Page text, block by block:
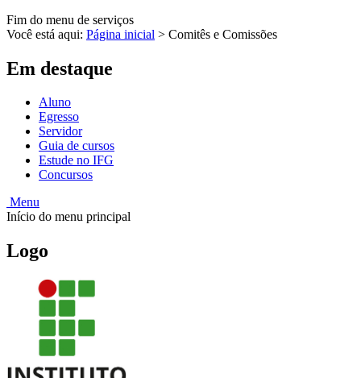
Fim do menu de serviços
Você está aqui: Página inicial > Comitês e Comissões
Em destaque
Aluno
Egresso
Servidor
Guia de cursos
Estude no IFG
Concursos
Menu
Início do menu principal
Logo